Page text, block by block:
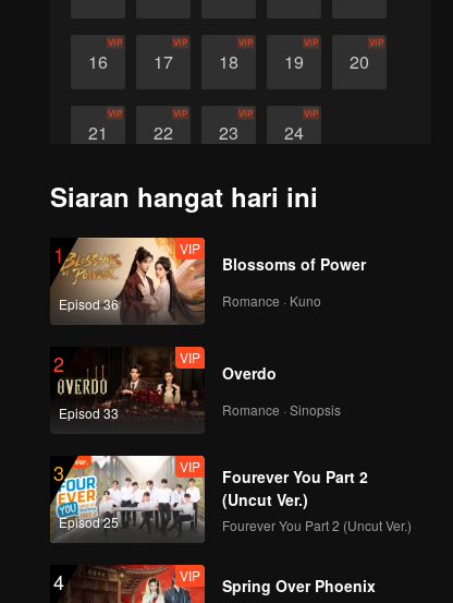
16
VIP
17
VIP
18
VIP
19
VIP
20
VIP
21
VIP
22
VIP
23
VIP
24
VIP
Siaran hangat hari ini
1
Episod 36
VIP
Blossoms of Power
Romance · Kuno
2
Episod 33
VIP
Overdo
Romance · Sinopsis
3
Episod 25
VIP
Fourever You Part 2
(Uncut Ver.)
Fourever You Part 2 (Uncut Ver.)
4 VIP
Spring Over Phoenix